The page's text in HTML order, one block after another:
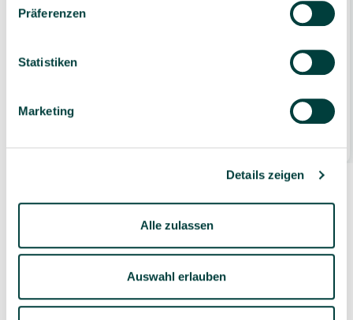
Präferenzen
Statistiken
Marketing
Details zeigen
Alle zulassen
Auswahl erlauben
Laternen-Rohlinge "Sterne", 14 x 20 cm, 25
25 Stück
Zubehör